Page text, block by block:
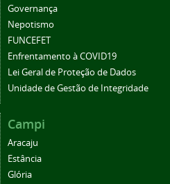
Governança
Nepotismo
FUNCEFET
Enfrentamento à COVID19
Lei Geral de Proteção de Dados
Unidade de Gestão de Integridade
Campi
Aracaju
Estância
Glória